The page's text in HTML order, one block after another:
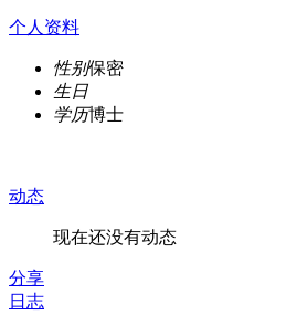
个人资料
性别保密
生日
学历博士
动态
现在还没有动态
分享
日志